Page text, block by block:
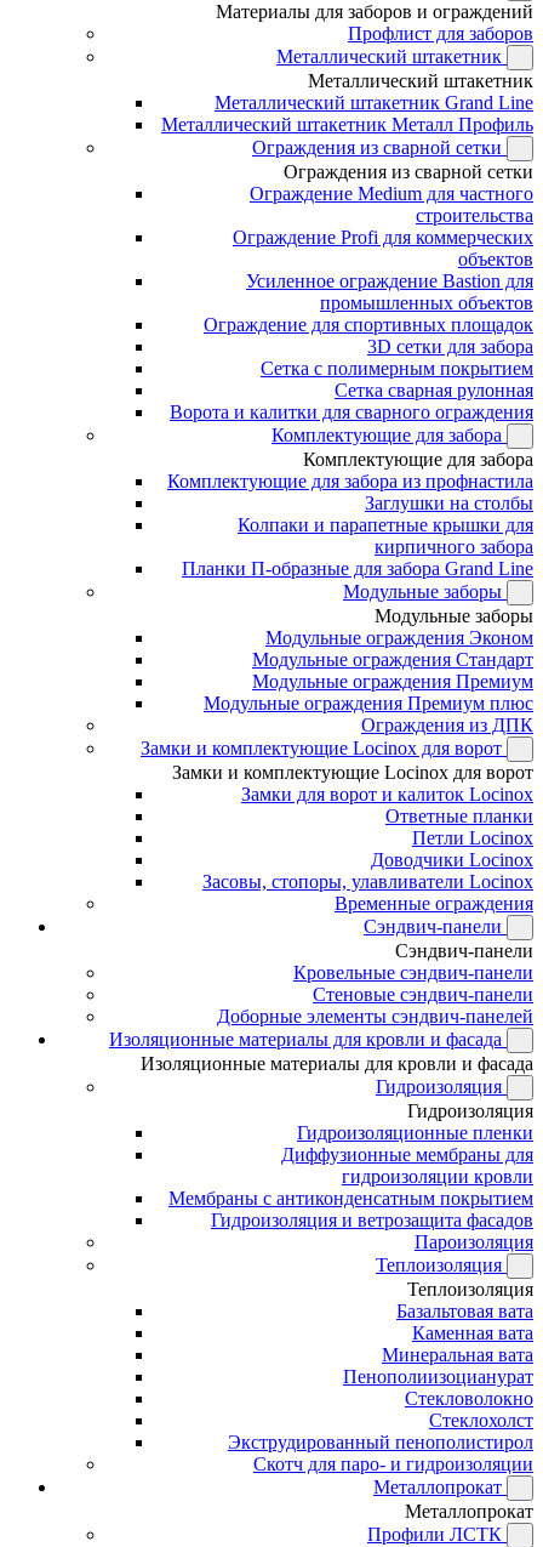
Материалы для заборов и ограждений
Профлист для заборов
Металлический штакетник
Металлический штакетник
Металлический штакетник Grand Line
Металлический штакетник Металл Профиль
Ограждения из сварной сетки
Ограждения из сварной сетки
Ограждение Medium для частного
строительства
Ограждение Profi для коммерческих
объектов
Усиленное ограждение Bastion для
промышленных объектов
Ограждение для спортивных площадок
3D сетки для забора
Сетка с полимерным покрытием
Сетка сварная рулонная
Ворота и калитки для сварного ограждения
Комплектующие для забора
Комплектующие для забора
Комплектующие для забора из профнастила
Заглушки на столбы
Колпаки и парапетные крышки для
кирпичного забора
Планки П-образные для забора Grand Line
Модульные заборы
Модульные заборы
Модульные ограждения Эконом
Модульные ограждения Стандарт
Модульные ограждения Премиум
Модульные ограждения Премиум плюс
Ограждения из ДПК
Замки и комплектующие Locinox для ворот
Замки и комплектующие Locinox для ворот
Замки для ворот и калиток Locinox
Ответные планки
Петли Locinox
Доводчики Locinox
Засовы, стопоры, улавливатели Locinox
Временные ограждения
Сэндвич-панели
Сэндвич-панели
Кровельные сэндвич-панели
Стеновые сэндвич-панели
Доборные элементы сэндвич-панелей
Изоляционные материалы для кровли и фасада
Изоляционные материалы для кровли и фасада
Гидроизоляция
Гидроизоляция
Гидроизоляционные пленки
Диффузионные мембраны для
гидроизоляции кровли
Мембраны с антиконденсатным покрытием
Гидроизоляция и ветрозащита фасадов
Пароизоляция
Теплоизоляция
Теплоизоляция
Базальтовая вата
Каменная вата
Минеральная вата
Пенополиизоцианурат
Стекловолокно
Стеклохолст
Экструдированный пенополистирол
Скотч для паро- и гидроизоляции
Металлопрокат
Металлопрокат
Профили ЛСТК